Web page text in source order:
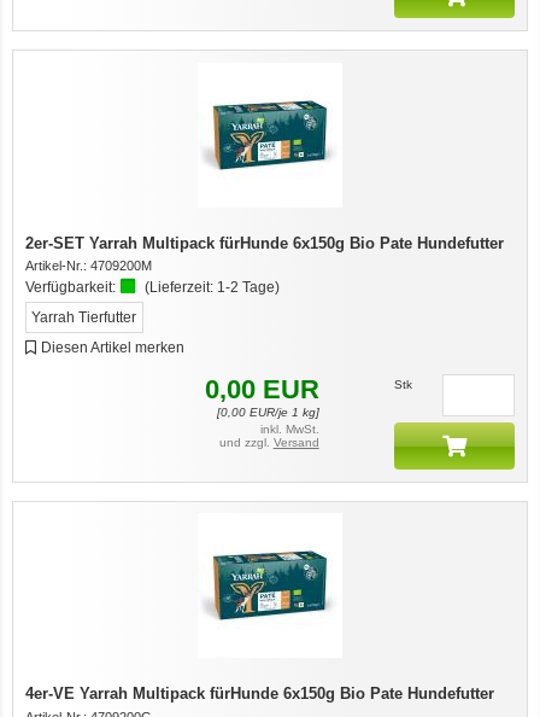
2er-SET Yarrah Multipack fürHunde 6x150g Bio Pate Hundefutter
Artikel-Nr.: 4709200M
Verfügbarkeit: (Lieferzeit: 1-2 Tage)
Yarrah Tierfutter
Diesen Artikel merken
0,00 EUR
[0,00EUR/je 1 kg]
inkl. MwSt.
und zzgl. Versand
Stk
4er-VE Yarrah Multipack fürHunde 6x150g Bio Pate Hundefutter